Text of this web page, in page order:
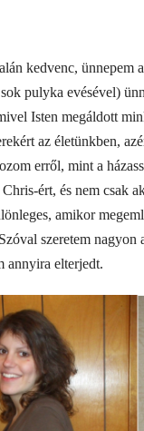
kedvenc, ünnepem
pulyka evésével)
Isten megáldott
az életünkben,
erről, mint a
ért, és nem csak
amikor
szeretem nagyon
annyira elterjedt.